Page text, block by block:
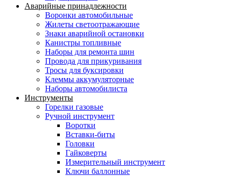
Аварийные принадлежности
Воронки автомобильные
Жилеты светоотражающие
Знаки аварийной остановки
Канистры топливные
Наборы для ремонта шин
Провода для прикуривания
Тросы для буксировки
Клеммы аккумуляторные
Наборы автомобилиста
Инструменты
Горелки газовые
Ручной инструмент
Воротки
Вставки-биты
Головки
Гайковерты
Измерительный инструмент
Ключи баллонные